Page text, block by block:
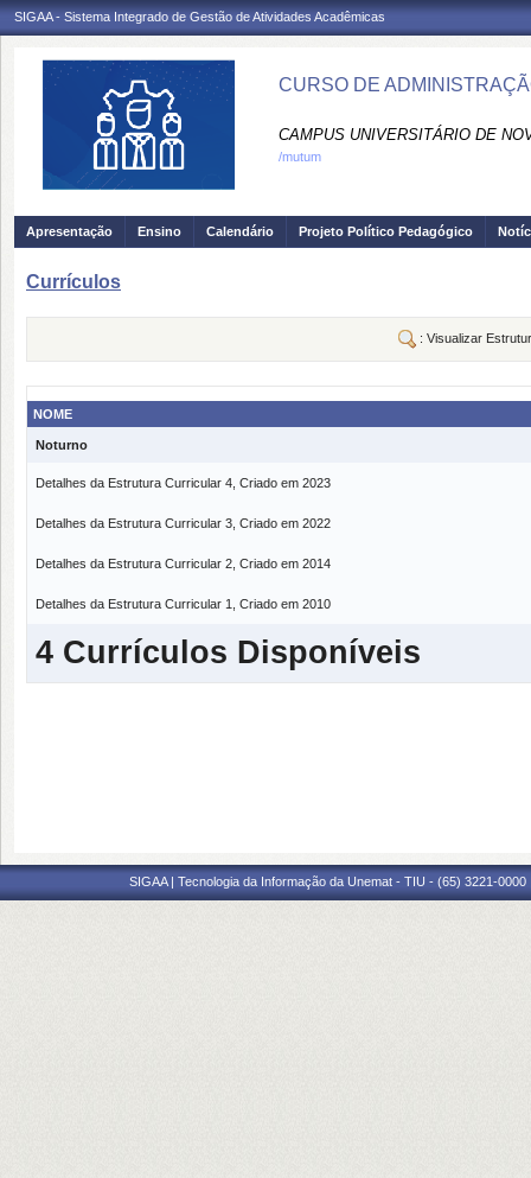
SIGAA - Sistema Integrado de Gestão de Atividades Acadêmicas
CURSO DE
CAMPUS UNIVERSITÁRIO DE
/mutum
Apresentação Ensino Calendário Projeto Político Pedagógico
Currículos
: Visualizar
NOME
Noturno
Detalhes da Estrutura Curricular 4, Criado em 2023
Detalhes da Estrutura Curricular 3, Criado em 2022
Detalhes da Estrutura Curricular 2, Criado em 2014
Detalhes da Estrutura Curricular 1, Criado em 2010
4 Currículos Disponíveis
SIGAA | Tecnologia da Informação da Unemat - TIU - (65) 3221-